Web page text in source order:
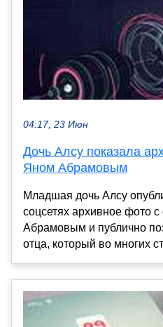
04:17, 23 Июн
Дочь Алсу показала
Яном Абрамовым
Младшая дочь Алсу
соцсетях архивное фото
Абрамовым и публично
отца, который во многих